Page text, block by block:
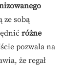
ze sobą
różne
pozwala na
że regał